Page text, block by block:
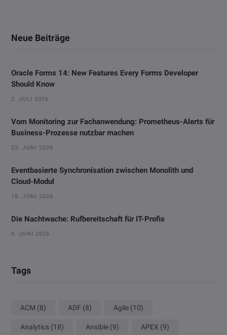
Neue Beiträge
Oracle Forms 14: New Features Every Forms Developer
Should Know
2. JULI 2026
Vom Monitoring zur Fachanwendung: Prometheus-Alerts für
Business-Prozesse nutzbar machen
22. JUNI 2026
Eventbasierte Synchronisation zwischen Monolith und
Cloud-Modul
18. JUNI 2026
Die Nachtwache: Rufbereitschaft für IT-Profis
9. JUNI 2026
Tags
ACM (8) ADF (8) Agile (10)
Analytics (18) Ansible (9) APEX (9)